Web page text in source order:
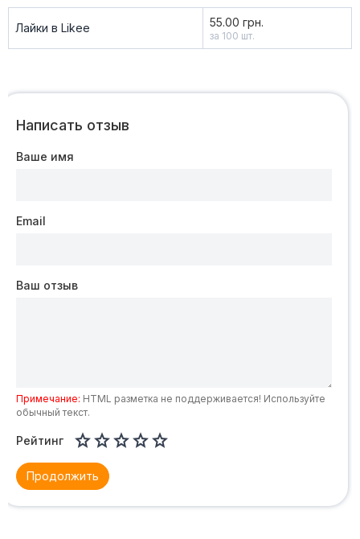
Лайки в Likee 55.00 грн.
за 100 шт.
Написать отзыв
Ваше имя
Email
Ваш отзыв
Примечание: HTML разметка не поддерживается! Используйте
обычный текст.
Рейтинг 
Продолжить